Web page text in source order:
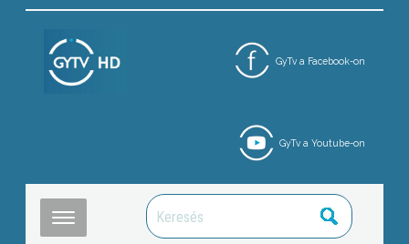
GyTv a Facebook-on
GyTv a Youtube-on